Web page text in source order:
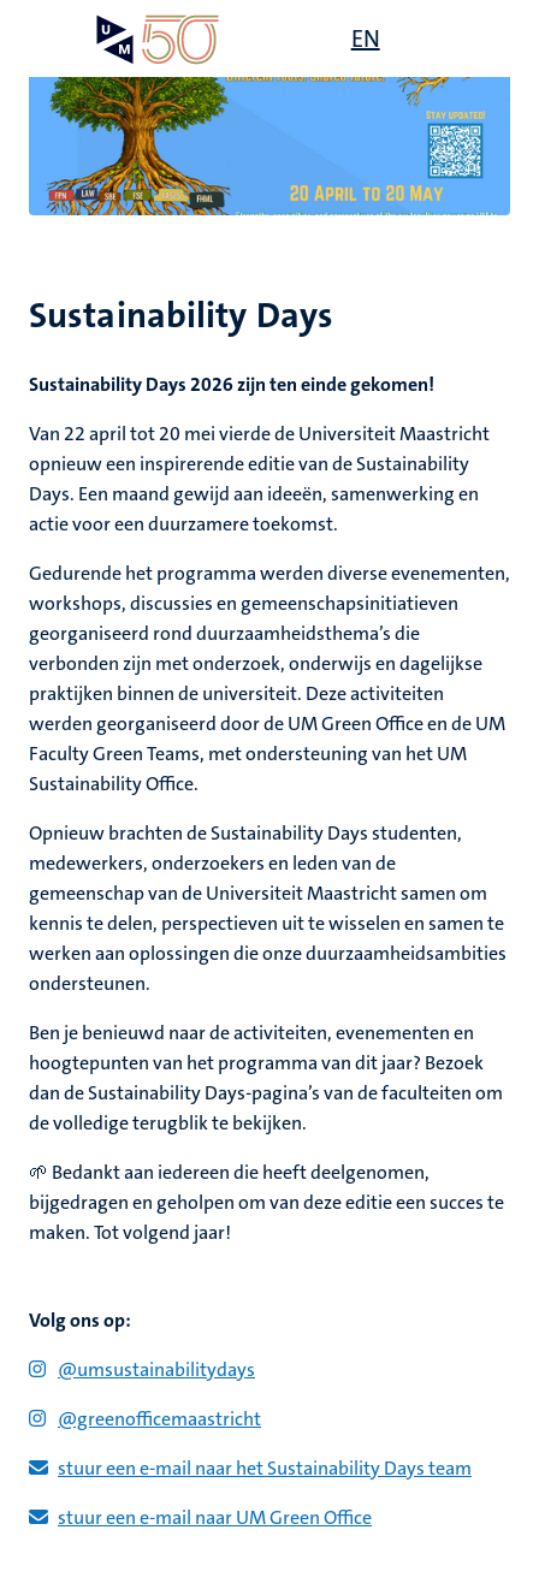
naar
EN
the
Sustainability Days
Sustainability Days 2026 zijn ten einde gekomen!
Van 22 april tot 20 mei vierde de Universiteit Maastricht
opnieuw een inspirerende editie van de Sustainability
Days. Een maand gewijd aan ideeën, samenwerking en
actie voor een duurzamere toekomst.
Gedurende het programma werden diverse evenementen,
workshops, discussies en gemeenschapsinitiatieven
georganiseerd rond duurzaamheidsthema’s die
verbonden zijn met onderzoek, onderwijs en dagelijkse
praktijken binnen de universiteit. Deze activiteiten
werden georganiseerd door de UM Green Office en de UM
Faculty Green Teams, met ondersteuning van het UM
Sustainability Office.
Opnieuw brachten de Sustainability Days studenten,
medewerkers, onderzoekers en leden van de
gemeenschap van de Universiteit Maastricht samen om
kennis te delen, perspectieven uit te wisselen en samen te
werken aan oplossingen die onze duurzaamheidsambities
ondersteunen.
Ben je benieuwd naar de activiteiten, evenementen en
hoogtepunten van het programma van dit jaar? Bezoek
dan de Sustainability Days-pagina’s van de faculteiten om
de volledige terugblik te bekijken.
🌱 Bedankt aan iedereen die heeft deelgenomen,
bijgedragen en geholpen om van deze editie een succes te
maken. Tot volgend jaar!
Volg ons op:
@umsustainabilitydays
@greenofficemaastricht
stuur een e-mail naar het Sustainability Days team
stuur een e-mail naar UM Green Office